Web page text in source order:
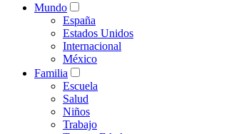
Mundo
España
Estados Unidos
Internacional
México
Familia
Escuela
Salud
Niños
Trabajo